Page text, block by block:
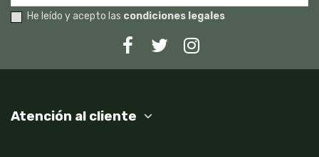
He leído y acepto las condiciones legales
Atención al cliente